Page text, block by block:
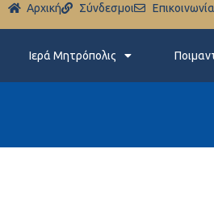
Aρχική Σύνδεσμοι Eπικοινωνία
Ιερά Μητρόπολις